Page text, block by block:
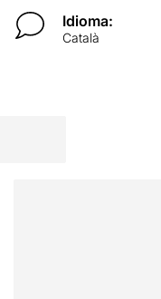
Idioma:
Català